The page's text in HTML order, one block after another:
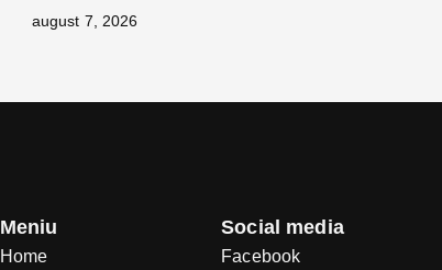
august 7, 2026
Meniu
Home
Social media
Facebook